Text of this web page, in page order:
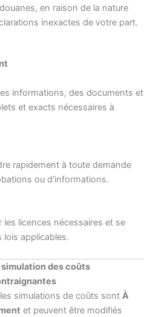
en raison de la nature
inexactes de votre part.
informations, des documents et
et exacts nécessaires à
rapidement à toute demande
ou d'informations.
les licences nécessaires et se
applicables.
des coûts
simulations de coûts sont À
et peuvent être modifiés